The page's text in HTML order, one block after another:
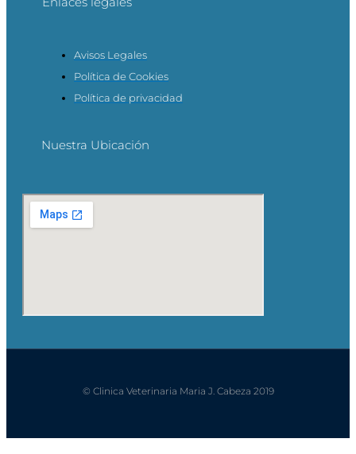
Avisos Legales
Política de Cookies
Política de privacidad
Nuestra Ubicación
© Clinica Veterinaria Maria J. Cabeza 2019